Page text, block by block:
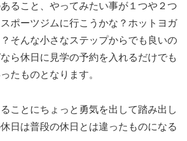
ること、やってみたい事が１つや２つ
ポーツジムに行こうかな？ホットヨガ
そんな小さなステップからでも良いの
ら休日に見学の予約を入れるだけでも
たものとなります。
ことにちょっと勇気を出して踏み出し
日は普段の休日とは違ったものになる